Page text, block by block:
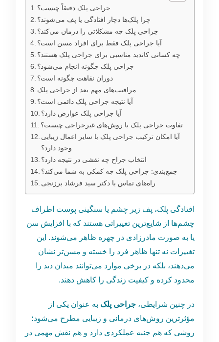
جراحی پلک دقیقاً چیست؟
چرا پلک‌ها دچار افتادگی یا پف می‌شوند؟
جراحی پلک چه مشکلاتی را درمان می‌کند؟
آیا جراحی پلک فقط برای افراد مسن است؟
چه کسانی کاندید مناسبی برای جراحی پلک هستند؟
جراحی پلک چگونه انجام می‌شود؟
دوران نقاهت چگونه است؟
مراقبت‌های مهم بعد از جراحی پلک
آیا نتیجه جراحی پلک دائمی است؟
آیا جراحی پلک عوارض دارد؟
تفاوت جراحی پلک با روش‌های غیرجراحی چیست؟
آیا امکان ترکیب جراحی پلک با سایر اعمال زیبایی
وجود دارد؟
انتخاب جراح چه نقشی در نتیجه دارد؟
جمع‌بندی: جراحی پلک چه کمکی به شما می‌کند؟
راه‌های تماس با دکتر سید فرشاد برزنجی
افتادگی پلک، پف زیر چشم یا سنگینی پوست اطراف
چشم‌ها از شایع‌ترین تغییراتی هستند که با افزایش سن
یا به ‌صورت مادرزادی در چهره ظاهر می‌شوند. این
تغییرات نه ‌تنها ظاهر فرد را خسته و مسن‌تر نشان
می‌دهند، بلکه در برخی موارد می‌توانند میدان دید را
محدود کرده و کیفیت زندگی را کاهش دهند.
در چنین شرایطی،جراحی پلک به‌ عنوان یکی از
مؤثرترین روش‌های درمانی و زیبایی مطرح می‌شود؛
روشی که هم جنبه عملکردی دارد و هم نقش مهمی در